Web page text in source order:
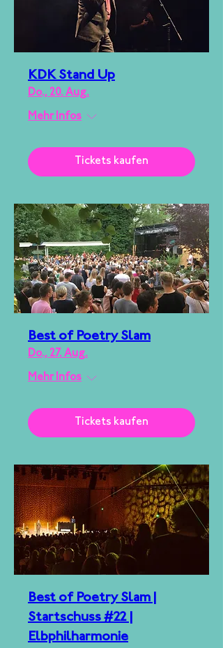
KDK Stand Up
Do., 20. Aug.
Mehr Infos
Tickets kaufen
Best of Poetry Slam
Do., 27. Aug.
Mehr Infos
Tickets kaufen
Best of Poetry Slam |
Startschuss #22 |
Elbphilharmonie